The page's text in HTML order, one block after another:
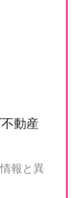
動産
報と異